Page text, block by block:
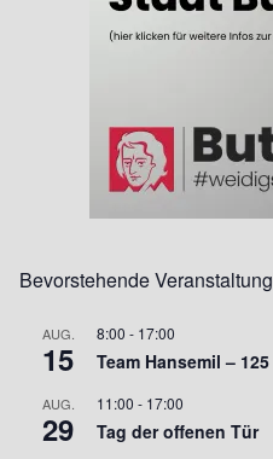
Bevorstehende
AUG.
15
8:00 - 17:00
Team Hansemil –
AUG.
29
11:00 - 17:00
Tag der offenen Tür